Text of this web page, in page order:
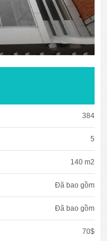
384
5
140 m2
Đã bao gồm
Đã bao gồm
70$